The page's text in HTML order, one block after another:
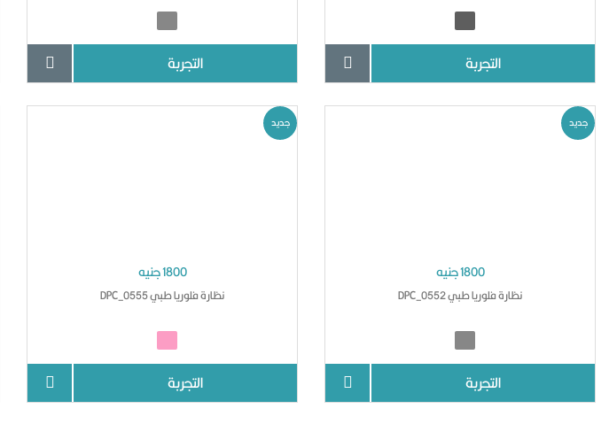
التجربة التجربة
1800 جنيه
نظارة فلوريا طبي DPC_0552
التجربة
جديد
1800 جنيه
نظارة فلوريا طبي DPC_0555
التجربة
جديد